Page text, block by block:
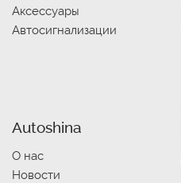
Аксессуары
Автосигнализации
Autoshina
О нас
Новости